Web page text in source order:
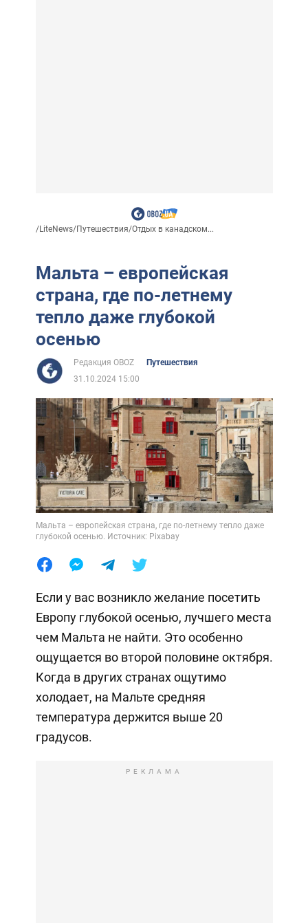
/LiteNews/Путешествия/Отдых в канадском...
Мальта – европейская
страна, где по-летнему
тепло даже глубокой
осенью
Редакция OBOZ
Путешествия
31.10.2024 15:00
Мальта – европейская страна, где по-летнему тепло даже
глубокой осенью. Источник: Pixabay
Если у вас возникло желание посетить
Европу глубокой осенью, лучшего места
чем Мальта не найти. Это особенно
ощущается во второй половине октября.
Когда в других странах ощутимо
холодает, на Мальте средняя
температура держится выше 20
градусов.
РЕКЛАМА